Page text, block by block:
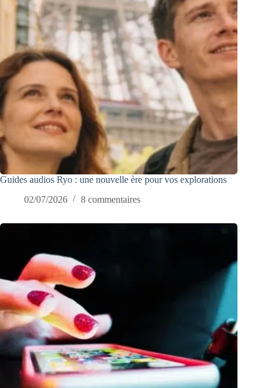
Guides audios Ryo : une nouvelle ère pour vos explorations
02/07/2026
8 commentaires